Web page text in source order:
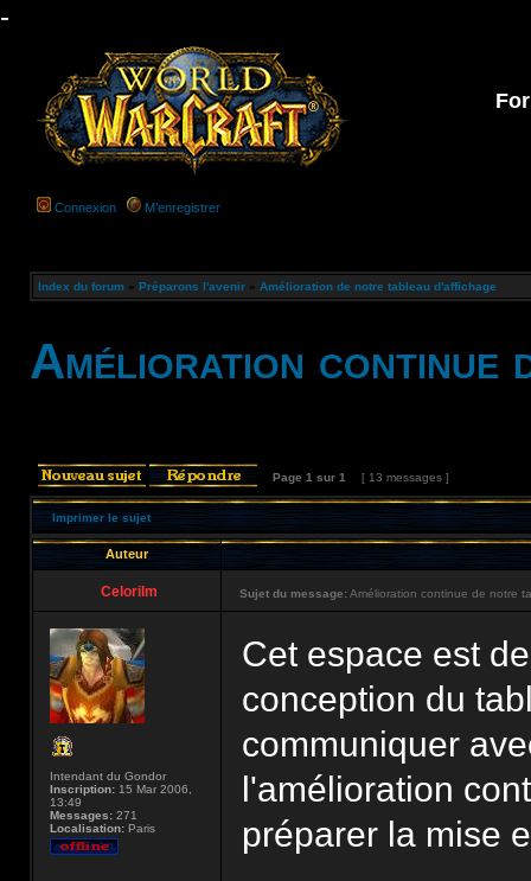
-
Connexion M’enregistrer
Index du forum » Préparons l'avenir » Amélioration de notre tableau d'affichage
Amélioration continue
Page 1 sur 1 [ 13 messages ]
Imprimer le sujet
Auteur
Celorilm Sujet du message:Amélioration continue de notre
Intendant du Gondor
Inscription: 15 Mar 2006,
13:49
Messages: 271
Localisation: Paris
Cet espace est
conception du
communiquer
l'amélioration
préparer la mise